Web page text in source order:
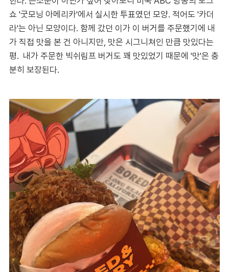
쇼 '굿모닝 아메리카'에서 실시한 투표였던 모양. 적어도 '카더
라'는 아닌 모양이다. 함께 갔던 이가 이 버거를 주문했기에 내
가 직접 맛을 본 건 아니지만, 맛은 시그니쳐인 만큼 맛있다는
평. 내가 주문한 빅쉬림프 버거도 꽤 맛있었기 때문에 '맛'은 충
분히 보장된다.